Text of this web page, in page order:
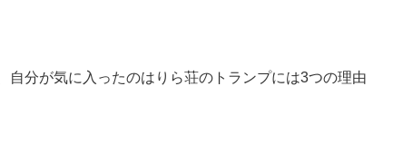
分が気に入ったのはりら荘のトランプには3つの理由